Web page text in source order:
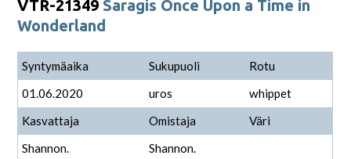
VTR-21349 Saragis Once Upon a Time in
Wonderland
Syntymäaika Sukupuoli
Rotu
01.06.2020
uros
whippet
Kasvattaja
Omistaja
Väri
Shannon.
Shannon.